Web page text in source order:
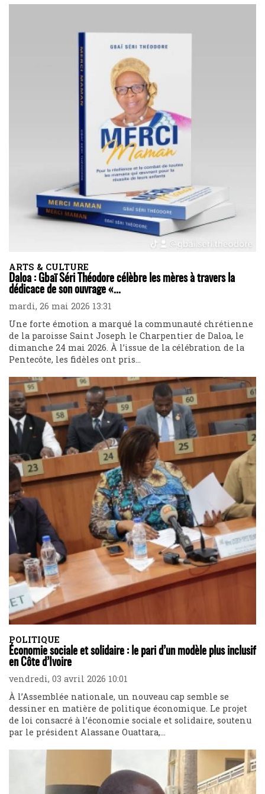
ARTS & CULTURE
Daloa : Gbaï Séri Théodore célèbre les mères à travers la
dédicace de son ouvrage «...
mardi, 26 mai 2026 13:31
Une forte émotion a marqué la communauté chrétienne
de la paroisse Saint Joseph le Charpentier de Daloa, le
dimanche 24 mai 2026. À l’issue de la célébration de la
Pentecôte, les fidèles ont pris...
POLITIQUE
Économie sociale et solidaire : le pari d’un modèle plus inclusif
en Côte d’Ivoire
vendredi, 03 avril 2026 10:01
À l’Assemblée nationale, un nouveau cap semble se
dessiner en matière de politique économique. Le projet
de loi consacré à l’économie sociale et solidaire, soutenu
par le président Alassane Ouattara,...